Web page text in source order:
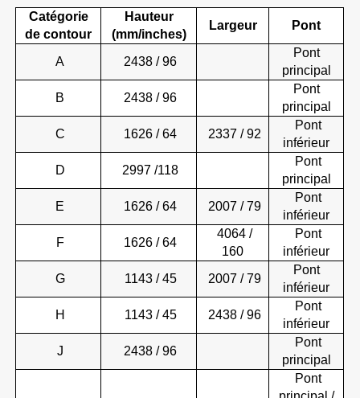
Catégorie
de contour
Hauteur
(mm/inches)
Largeur Pont
A 2438 / 96
Pont
principal
B
2438 / 96
Pont
principal
C
1626 / 64 2337 / 92
Pont
inférieur
D
2997 /118
Pont
principal
E
1626 / 64 2007 / 79
Pont
inférieur
F
1626 / 64
4064 /
160
Pont
inférieur
G
1143 / 45 2007 / 79
Pont
inférieur
H
1143 / 45 2438 / 96
Pont
inférieur
J
2438 / 96
Pont
principal
Pont